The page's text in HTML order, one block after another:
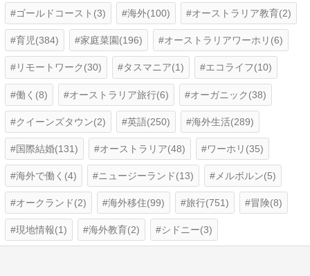
ゴールドコースト(3) 海外(100) オーストラリア教育(2)
育児(384) 家庭菜園(196) オーストラリアワーホリ(6)
リモートワーク(30) タスマニア(1) エコライフ(10)
働く(8) オーストラリア旅行(6) オーガニック(38)
クイーンズタウン(2) 英語(250) 海外生活(289)
国際結婚(131) オーストラリア(48) ワーホリ(35)
海外で働く(4) ニュージーランド(13) メルボルン(5)
オークランド(2) 海外移住(99) 旅行(751) 冒険(8)
現地情報(1) 海外教育(2) シドニー(3)